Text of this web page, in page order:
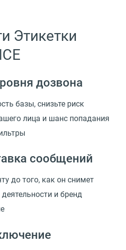
Этикетки
дозвона
базы, снизьте риск
лица и шанс попадания
сообщений
до того, как он снимет
и бренд